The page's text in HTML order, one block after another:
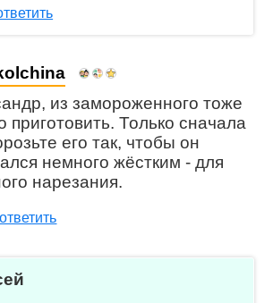
из замороженного тоже
приготовить. Только сначала
его так, чтобы он
немного жёстким - для
нарезания.
ответить